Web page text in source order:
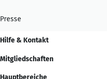
Presse
Hilfe & Kontakt
Mitgliedschaften